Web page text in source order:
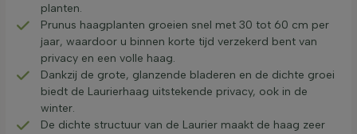
planten.
Prunus haagplanten groeien snel met 30 tot 60 cm per
jaar, waardoor u binnen korte tijd verzekerd bent van
privacy en een volle haag.
Dankzij de grote, glanzende bladeren en de dichte groei
biedt de Laurierhaag uitstekende privacy, ook in de
winter.
De dichte structuur van de Laurier maakt de haag zeer